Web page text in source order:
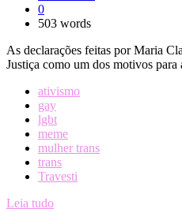
0
503 words
As declarações feitas por Maria
Justiça como um dos motivos para
ativismo
gay
lgbt
meme
mulher trans
trans
Travesti
Leia tudo